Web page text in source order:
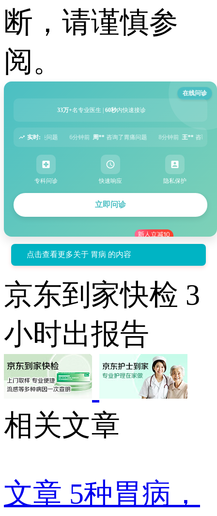
断，请谨慎参
阅。
在线问诊
33万+名专业医生 | 60秒内快速接诊
实时:
周** 咨询了胃痛问题 8分钟前 王** 咨询了头痛问题 12分钟前 刘**
专科问诊 快速响应 隐私保护
立即问诊
点击查看更多关于 胃病 的内容
京东到家快检 3
小时出报告
相关文章
文章 5种胃病，